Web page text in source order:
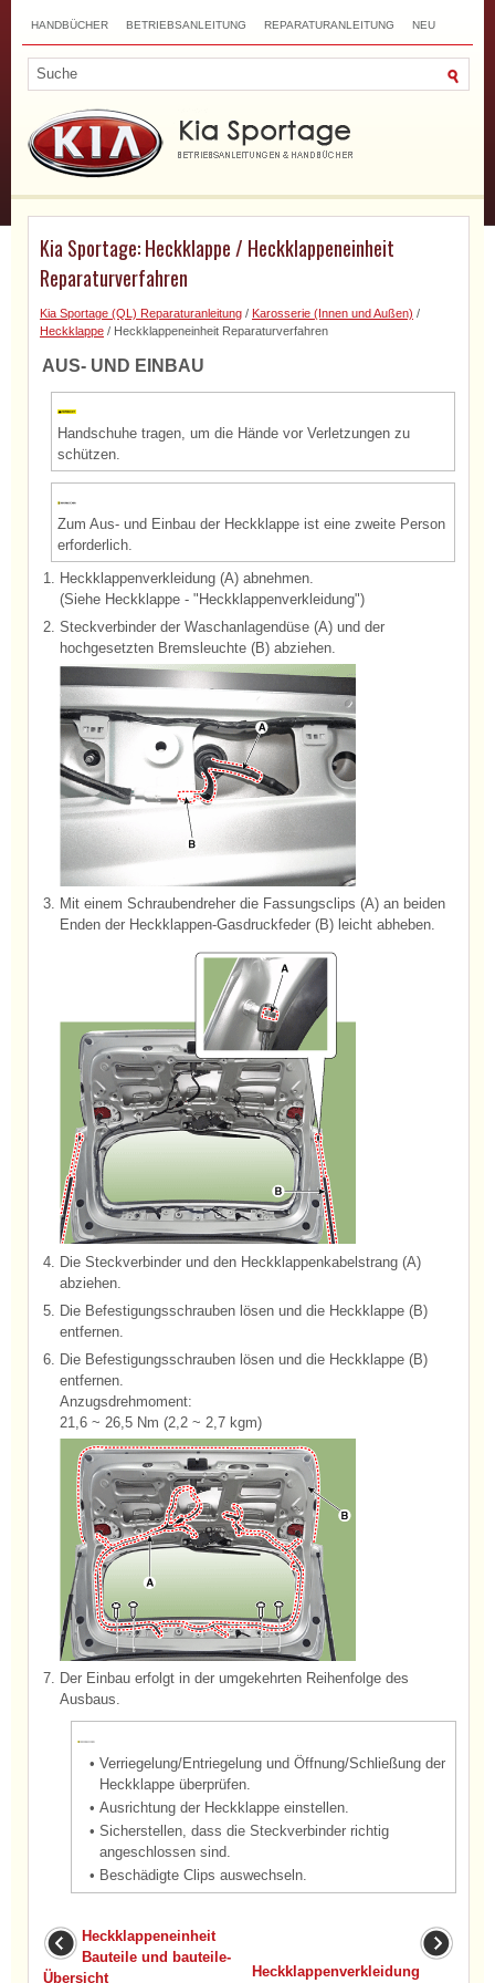
HANDBÜCHER BETRIEBSANLEITUNG REPARATURANLEITUNG NEU
Kia Sportage: Heckklappe / Heckklappeneinheit
Reparaturverfahren
Kia Sportage (QL) Reparaturanleitung / Karosserie (Innen und Außen) /
Heckklappe / Heckklappeneinheit Reparaturverfahren
AUS- UND EINBAU
Handschuhe tragen, um die Hände vor Verletzungen zu
schützen.
Zum Aus- und Einbau der Heckklappe ist eine zweite Person
erforderlich.
1. Heckklappenverkleidung (A) abnehmen.
(Siehe Heckklappe - "Heckklappenverkleidung")
2. Steckverbinder der Waschanlagendüse (A) und der
hochgesetzten Bremsleuchte (B) abziehen.
3. Mit einem Schraubendreher die Fassungsclips (A) an beiden
Enden der Heckklappen-Gasdruckfeder (B) leicht abheben.
4. Die Steckverbinder und den Heckklappenkabelstrang (A)
abziehen.
5. Die Befestigungsschrauben lösen und die Heckklappe (B)
entfernen.
6. Die Befestigungsschrauben lösen und die Heckklappe (B)
entfernen.
Anzugsdrehmoment:
21,6 ~ 26,5 Nm (2,2 ~ 2,7 kgm)
7. Der Einbau erfolgt in der umgekehrten Reihenfolge des
Ausbaus.
• Verriegelung/Entriegelung und Öffnung/Schließung der
Heckklappe überprüfen.
• Ausrichtung der Heckklappe einstellen.
• Sicherstellen, dass die Steckverbinder richtig
angeschlossen sind.
• Beschädigte Clips auswechseln.
Heckklappeneinheit
Bauteile und bauteile-
Übersicht
Heckklappenverkleidung